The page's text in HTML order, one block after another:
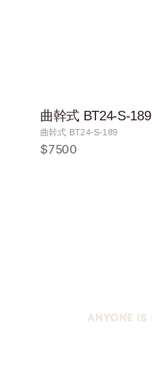
曲幹式 BT24-S-189
曲幹式 BT24-S-189
$7500